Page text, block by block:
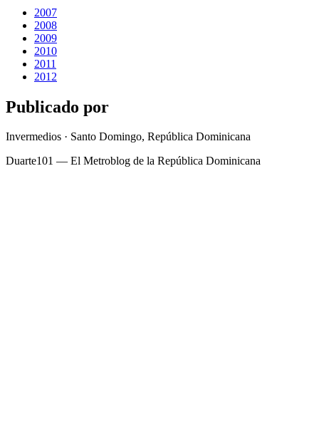
2007
2008
2009
2010
2011
2012
Publicado por
Invermedios · Santo Domingo, República Dominicana
Duarte101 — El Metroblog de la República Dominicana